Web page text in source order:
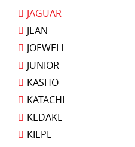
JAGUAR
JEAN
JOEWELL
JUNIOR
KASHO
KATACHI
KEDAKE
KIEPE